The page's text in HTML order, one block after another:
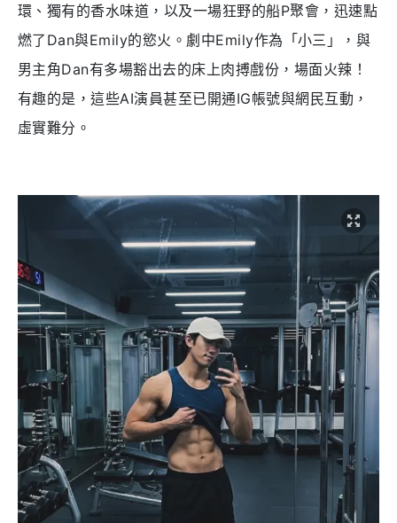
環、獨有的香水味道，以及一場狂野的船P聚會，迅速點
燃了Dan與Emily的慾火。劇中Emily作為「小三」，與
男主角Dan有多場豁出去的床上肉搏戲份，場面火辣！
有趣的是，這些AI演員甚至已開通IG帳號與網民互動，
虛實難分。